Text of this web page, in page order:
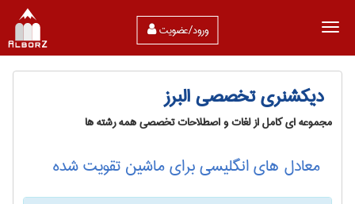
ورود/عضویت
دیکشنری تخصصی البرز
مجموعه ای کامل از لغات و اصطلاحات تخصصی همه رشته ها
معادل های انگلیسی برای ماشین تقویت شده